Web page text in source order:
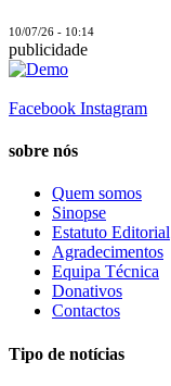
10/07/26 - 10:14
publicidade
Facebook Instagram
sobre nós
Quem somos
Sinopse
Estatuto Editorial
Agradecimentos
Equipa Técnica
Donativos
Contactos
Tipo de notícias